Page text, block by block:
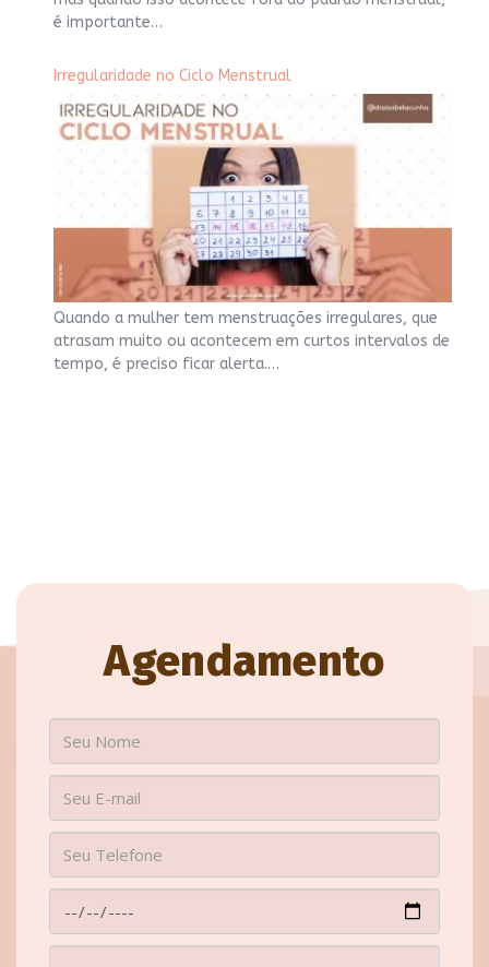
é importante…
Irregularidade no Ciclo Menstrual
Quando a mulher tem menstruações irregulares, que
atrasam muito ou acontecem em curtos intervalos de
tempo, é preciso ficar alerta.…
Agendamento